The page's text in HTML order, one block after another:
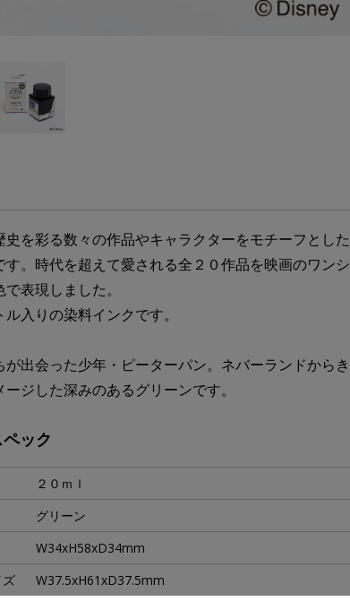
史を彩る数々の作品やキャラクターをモチーフとした
す。時代を超えて愛される全２０作品を映画のワンシ
表現しました。
ル入りの染料インクです。
が出会った少年・ピーターパン。ネバーランドからき
ジした深みのあるグリーンです。
ック
２０ｍｌ
グリーン
W34xH58xD34mm
W37.5xH61xD37.5mm